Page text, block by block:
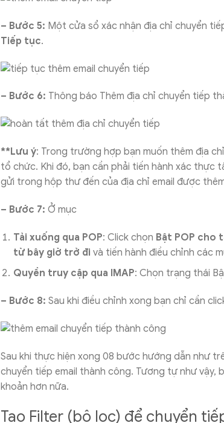
– Bước 5: Một cửa sổ xác nhận địa chỉ chuyển
Tiếp tục.
– Bước 6: Thông báo Thêm địa chỉ chuyển tiếp
**Lưu ý: Trong trường hợp bạn muốn thêm địa
tổ chức. Khi đó, bạn cần phải tiến hành xác thực
gửi trong hộp thư đến của địa chỉ email được
– Bước 7: Ở mục
Tải xuống qua POP: Click chọn Bật POP cho
từ bây giờ trở đi và tiến hành điều chỉnh các
Quyền truy cập qua IMAP: Chọn trạng thái
– Bước 8: Sau khi điều chỉnh xong bạn chỉ cần
Sau khi thực hiện xong 08 bước hướng dẫn như
chuyển tiếp email thành công. Tương tự như vậy,
khoản hơn nữa.
Tạo Filter (bộ lọc) để chuyển